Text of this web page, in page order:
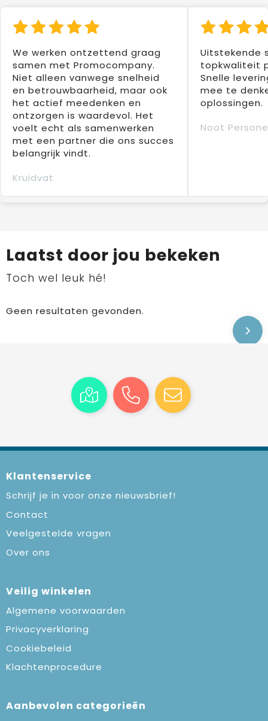
We werken ontzettend graag
samen met Promocompany.
Niet alleen vanwege snelheid
en betrouwbaarheid, maar ook
het actief meedenken en
ontzorgen is waardevol. Het
voelt echt als samenwerken
met een partner die ons succes
belangrijk vindt.
Kruidvat
Uitstekende
topkwaliteit
Snelle
mee te
oplossingen.
Noot
Laatst door jou bekeken
Toch wel leuk hé!
Geen resultaten gevonden.
Klantenservice
Schrijf je in voor onze nieuwsbrief!
Contact
Veelgestelde vragen
Over ons
Veilig winkelen
Algemene voorwaarden
Privacyverklaring
Cookiebeleid
Klachtenprocedure
Aanbevolen categorieën